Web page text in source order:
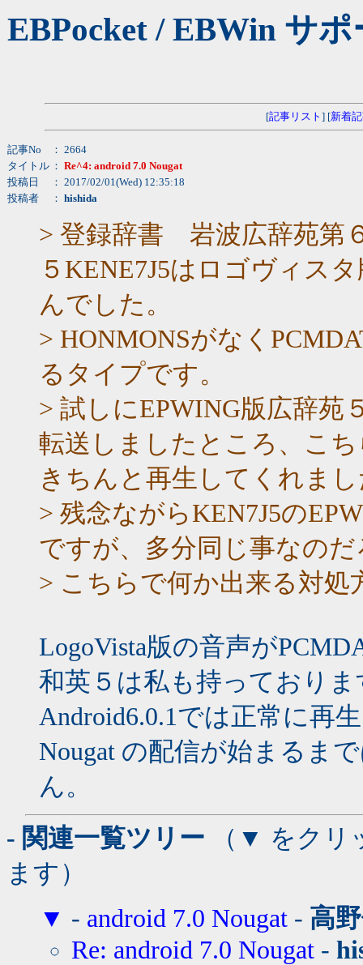
EBPocket / EBWin サ
[記事リスト ] [新着
記事No
： 2664
タイトル ： Re^4: android 7.0 Nougat
投稿日
： 2017/02/01(Wed) 12:35:18
投稿者
： hishida
> 登録辞書 岩波広辞苑第
５KENE7J5はロゴヴィス
んでした。
> HONMONSがなく
るタイプです。
> 試しにEPWING版広辞苑
転送しましたところ、こ
きちんと再生してくれま
> 残念ながらKEN7J5の
ですが、多分同じ事なの
> こちらで何か出来る対処
LogoVista版の音声が
和英５は私も持っておりま
Android6.0.1では正常に再
Nougat の配信が始まるま
ん。
- 関連一覧ツリー （▼ をクリ
ます）
▼ - android 7.0 Nougat - 高
Re: android 7.0 Nougat -